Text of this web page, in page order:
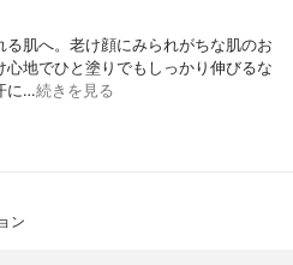
肌へ。老け顔にみられがちな肌のお
地でひと塗りでもしっかり伸びるな
に…続きを見る
ン